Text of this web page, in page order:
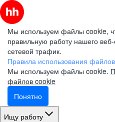
Мы используем файлы cookie,
правильную работу нашего
сетевой трафик.
Правила использования
Мы используем файлы cookie.
файлов cookie
Понятно
Ищу работу